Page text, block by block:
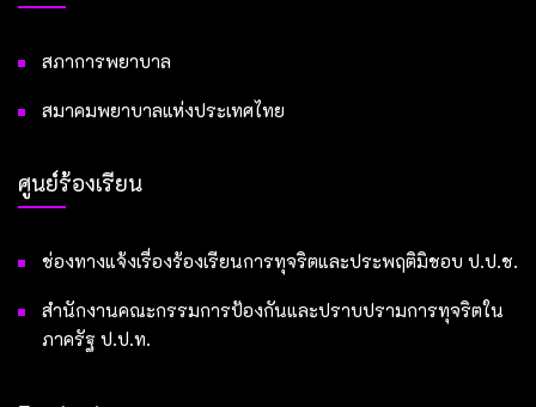
สภาการพยาบาล
สมาคมพยาบาลแห่งประเทศไทย
ศูนย์ร้องเรียน
ช่องทางแจ้งเรื่องร้องเรียนการทุจริตและประพฤติมิชอบ ป.ป.ช.
สำนักงานคณะกรรมการป้องกันและปราบปรามการทุจริตใน
ภาครัฐ ป.ป.ท.